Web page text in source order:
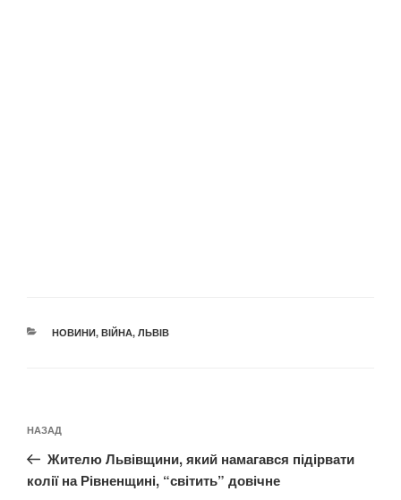
КАТЕГОРІЇ
НОВИНИ, ВІЙНА, ЛЬВІВ
записів
Попередній
запис:
НАЗАД
Жителю Львівщини, який намагався підірвати
колії на Рівненщині, “світить” довічне